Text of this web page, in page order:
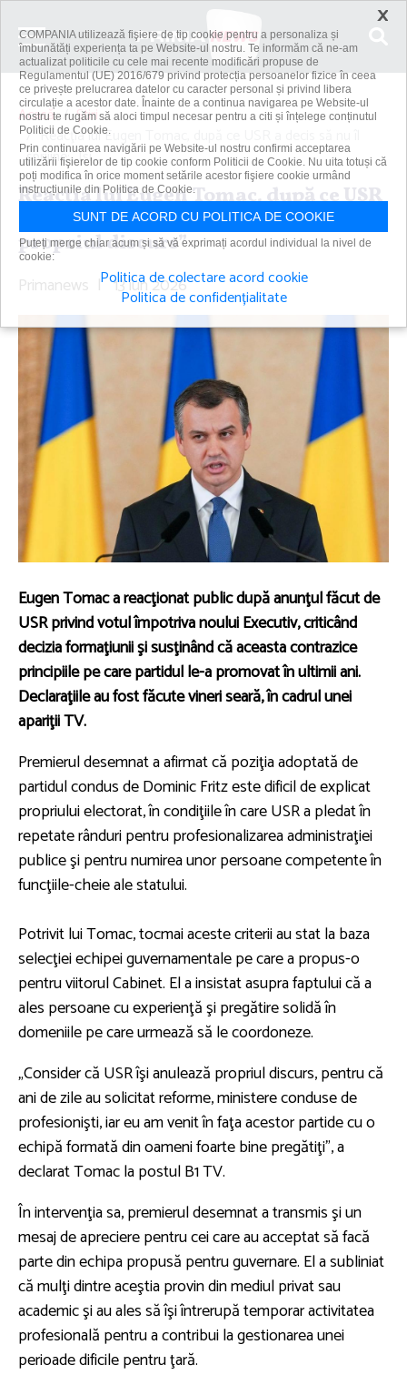
Acasă
Știri
Reacţia lui Eugen Tomac, după ce USR a decis să nu îl
sprijine: „Îşi...
Reacţia lui Eugen Tomac, după ce USR
a decis să nu îl sprijine: „Îşi anulează
propriul discurs”
Primanews | 13 iun 2026
Eugen Tomac a reacţionat public după anunţul făcut de
USR privind votul împotriva noului Executiv, criticând
decizia formaţiunii şi susţinând că aceasta contrazice
principiile pe care partidul le-a promovat în ultimii ani.
Declaraţiile au fost făcute vineri seară, în cadrul unei
apariţii TV.
Premierul desemnat a afirmat că poziţia adoptată de
partidul condus de Dominic Fritz este dificil de explicat
propriului electorat, în condiţiile în care USR a pledat în
repetate rânduri pentru profesionalizarea administraţiei
publice şi pentru numirea unor persoane competente în
funcţiile-cheie ale statului.
Potrivit lui Tomac, tocmai aceste criterii au stat la baza
selecţiei echipei guvernamentale pe care a propus-o
pentru viitorul Cabinet. El a insistat asupra faptului că a
ales persoane cu experienţă şi pregătire solidă în
domeniile pe care urmează să le coordoneze.
„Consider că USR îşi anulează propriul discurs, pentru că
ani de zile au solicitat reforme, ministere conduse de
profesionişti, iar eu am venit în faţa acestor partide cu o
echipă formată din oameni foarte bine pregătiţi”, a
declarat Tomac la postul B1 TV.
În intervenţia sa, premierul desemnat a transmis şi un
mesaj de apreciere pentru cei care au acceptat să facă
parte din echipa propusă pentru guvernare. El a subliniat
că mulţi dintre aceştia provin din mediul privat sau
academic şi au ales să îşi întrerupă temporar activitatea
profesională pentru a contribui la gestionarea unei
perioade dificile pentru ţară.
×
COMPANIA utilizează fişiere de tip cookie pentru a personaliza și
îmbunătăți experiența ta pe Website-ul nostru. Te informăm că ne-am
actualizat politicile cu cele mai recente modificări propuse de
Regulamentul (UE) 2016/679 privind protecția persoanelor fizice în ceea
ce privește prelucrarea datelor cu caracter personal și privind libera
circulație a acestor date. Înainte de a continua navigarea pe Website-ul
nostru te rugăm să aloci timpul necesar pentru a citi și înțelege conținutul
Politicii de Cookie.
Prin continuarea navigării pe Website-ul nostru confirmi acceptarea
utilizării fişierelor de tip cookie conform Politicii de Cookie. Nu uita totuși că
poți modifica în orice moment setările acestor fişiere cookie urmând
instrucțiunile din Politica de Cookie.
SUNT DE ACORD CU POLITICA DE COOKIE
Puteți merge chiar acum și să vă exprimați acordul individual la nivel de
cookie:
Politica de colectare acord cookie
Politica de confidențialitate